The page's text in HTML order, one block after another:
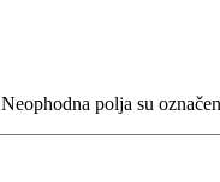
Neophodna polja su